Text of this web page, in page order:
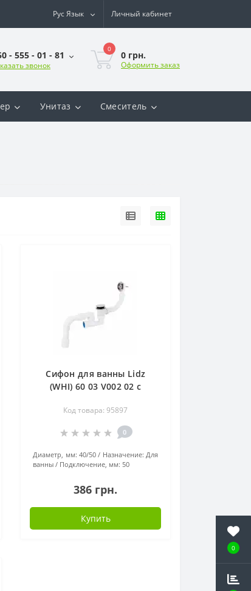
0
РусЯзык Личный кабинет
- 555 - 01 - 81
звонок
0
0 грн.
Оформить заказ
Унитаз Смеситель
Сифон для ванны Lidz
(WHI) 60 03 V002 02 с
LW04
Код товара: 95897
0
Диаметр, мм: 40/50 Назначение: Для
ванны
Подключение, мм: 50
386 грн.
Купить